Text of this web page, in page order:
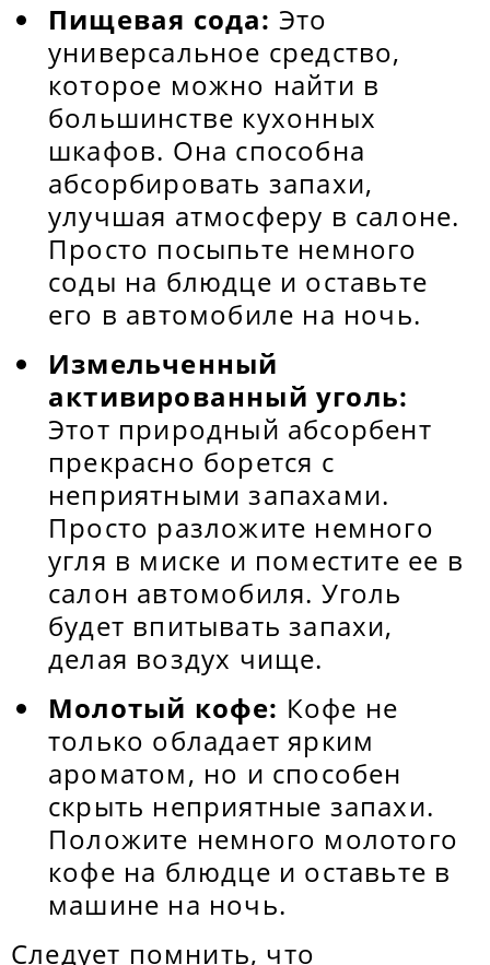
Пищевая сода: Это
универсальное средство,
которое можно найти в
большинстве кухонных
шкафов. Она способна
абсорбировать запахи,
улучшая атмосферу в салоне.
Просто посыпьте немного
соды на блюдце и оставьте
его в автомобиле на ночь.
Измельченный
активированный уголь:
Этот природный абсорбент
прекрасно борется с
неприятными запахами.
Просто разложите немного
угля в миске и поместите ее в
салон автомобиля. Уголь
будет впитывать запахи,
делая воздух чище.
Молотый кофе: Кофе не
только обладает ярким
ароматом, но и способен
скрыть неприятные запахи.
Положите немного молотого
кофе на блюдце и оставьте в
машине на ночь.
Следует помнить, что